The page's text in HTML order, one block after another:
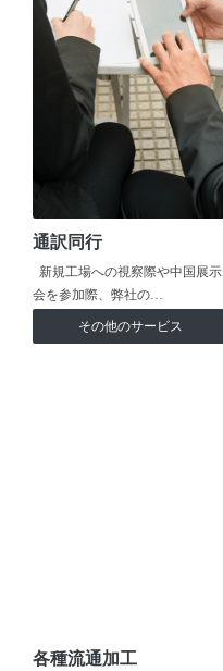
通訳同行
新規工場への視察際や中国展示
会を参加際、弊社の…
その他のサービス
各種流通加工